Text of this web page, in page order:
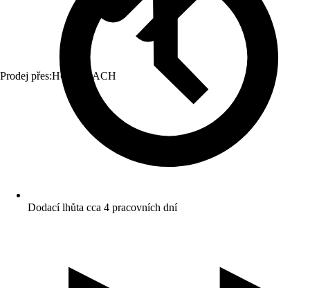
Prodej přes:HORNBACH
Dodací lhůta cca 4 pracovních dní